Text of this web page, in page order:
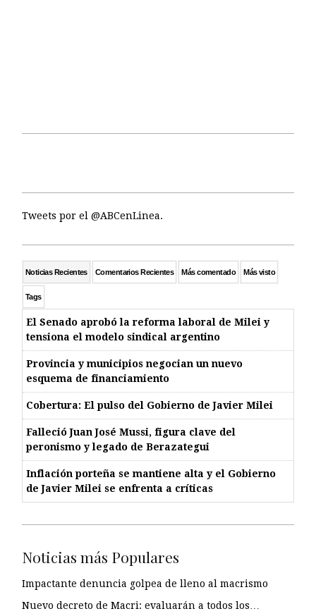
Tweets por el @ABCenLinea.
Noticias Recientes Comentarios Recientes Más comentado Más visto
Tags
El Senado aprobó la reforma laboral de Milei y
tensiona el modelo sindical argentino
Provincia y municipios negocian un nuevo
esquema de financiamiento
Cobertura: El pulso del Gobierno de Javier Milei
Falleció Juan José Mussi, figura clave del
peronismo y legado de Berazategui
Inflación porteña se mantiene alta y el Gobierno
de Javier Milei se enfrenta a críticas
Noticias más Populares
Impactante denuncia golpea de lleno al macrismo
Nuevo decreto de Macri: evaluarán a todos los…